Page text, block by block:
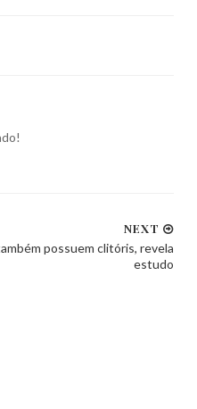
NEXT
possuem clitóris, revela
estudo